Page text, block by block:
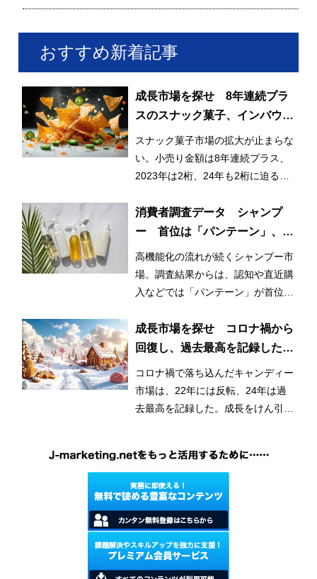
おすすめ新着記事
成長市場を探せ 8年連続プラ
スのスナック菓子、インバウン
ドも貢献
スナック菓子市場の拡大が止まらな
い。小売り金額は8年連続プラス、
2023年は2桁、24年も2桁に迫る成
消費者調査データ シャンプ
ー 首位は「パンテーン」、迫
る「ラックス」、再購入意向に
は高機能ブランド並ぶ
高機能化の流れが続くシャンプー市
場。調査結果からは、認知や直近購
入などでは「パンテーン」が首位を
なブランドが上位に並んだ。
成長市場を探せ コロナ禍から
回復し、過去最高を記録したキ
ャンディー
コロナ禍で落ち込んだキャンディー
市場は、22年には反転、24年は過
去最高を記録した。成長をけん引し